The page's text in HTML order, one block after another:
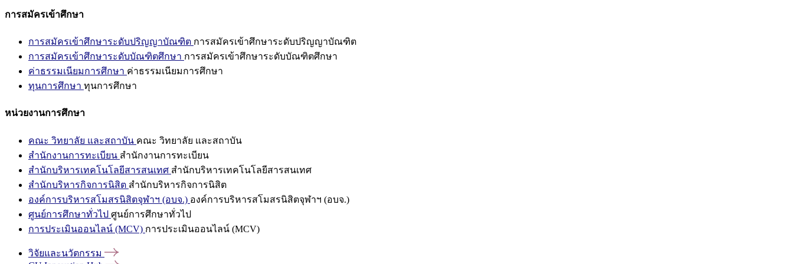
การสมัครเข้าศึกษา
การสมัครเข้าศึกษาระดับปริญญาบัณฑิต การสมัครเข้าศึกษาระดับปริญญาบัณฑิต
การสมัครเข้าศึกษาระดับบัณฑิตศึกษา การสมัครเข้าศึกษาระดับบัณฑิตศึกษา
ค่าธรรมเนียมการศึกษา ค่าธรรมเนียมการศึกษา
ทุนการศึกษา ทุนการศึกษา
หน่วยงานการศึกษา
คณะ วิทยาลัย และสถาบัน คณะ วิทยาลัย และสถาบัน
สำนักงานการทะเบียน สำนักงานการทะเบียน
สำนักบริหารเทคโนโลยีสารสนเทศ สำนักบริหารเทคโนโลยีสารสนเทศ
สำนักบริหารกิจการนิสิต สำนักบริหารกิจการนิสิต
องค์การบริหารสโมสรนิสิตจุฬาฯ (อบจ.) องค์การบริหารสโมสรนิสิตจุฬาฯ (อบจ.)
ศูนย์การศึกษาทั่วไป ศูนย์การศึกษาทั่วไป
การประเมินออนไลน์ (MCV) การประเมินออนไลน์ (MCV)
วิจัยและนวัตกรรม